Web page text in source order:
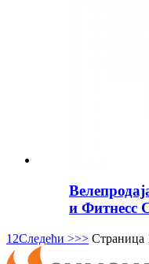
и Фитнесс
1 2Следећи >>> Страница